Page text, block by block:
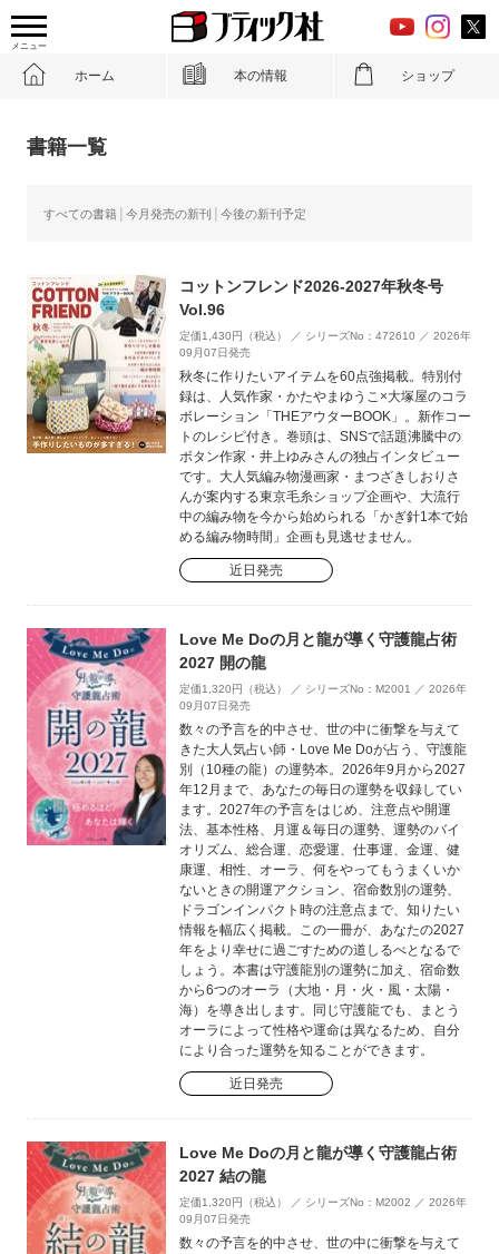
メニュー
ホーム 本の情報 ショップ
書籍一覧
すべての書籍 今月発売の新刊 今後の新刊予定
コットンフレンド2026-2027年秋冬号
Vol.96
定価1,430円（税込） ／ シリーズNo：472610 ／ 2026年
09月07日発売
秋冬に作りたいアイテムを60点強掲載。特別付
録は、人気作家・かたやまゆうこ×大塚屋のコラ
ボレーション「THEアウターBOOK」。新作コー
トのレシピ付き。巻頭は、SNSで話題沸騰中の
ボタン作家・井上ゆみさんの独占インタビュー
です。大人気編み物漫画家・まつざきしおりさ
んが案内する東京毛糸ショップ企画や、大流行
中の編み物を今から始められる「かぎ針1本で始
める編み物時間」企画も見逃せません。
近日発売
Love Me Doの月と龍が導く守護龍占術
2027 開の龍
定価1,320円（税込） ／ シリーズNo：M2001 ／ 2026年
09月07日発売
数々の予言を的中させ、世の中に衝撃を与えて
きた大人気占い師・Love Me Doが占う、守護龍
別（10種の龍）の運勢本。2026年9月から2027
年12月まで、あなたの毎日の運勢を収録してい
ます。2027年の予言をはじめ、注意点や開運
法、基本性格、月運＆毎日の運勢、運勢のバイ
オリズム、総合運、恋愛運、仕事運、金運、健
康運、相性、オーラ、何をやってもうまくいか
ないときの開運アクション、宿命数別の運勢、
ドラゴンインパクト時の注意点まで、知りたい
情報を幅広く掲載。この一冊が、あなたの2027
年をより幸せに過ごすための道しるべとなるで
しょう。本書は守護龍別の運勢に加え、宿命数
から6つのオーラ（大地・月・火・風・太陽・
海）を導き出します。同じ守護龍でも、まとう
オーラによって性格や運命は異なるため、自分
により合った運勢を知ることができます。
近日発売
Love Me Doの月と龍が導く守護龍占術
2027 結の龍
定価1,320円（税込） ／ シリーズNo：M2002 ／ 2026年
09月07日発売
数々の予言を的中させ、世の中に衝撃を与えて